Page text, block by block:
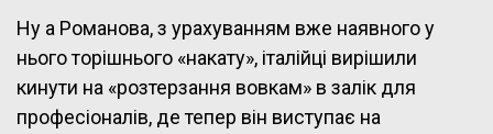
Ну а Романова, з урахуванням вже наявного у
нього торішнього «накату», італійці вирішили
кинути на «розтерзання вовкам» в залік для
професіоналів, де тепер він виступає на